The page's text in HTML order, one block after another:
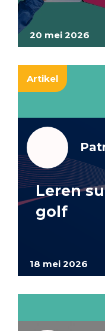
20 mei 2026
Artikel
18 mei 2026
Leren
golf